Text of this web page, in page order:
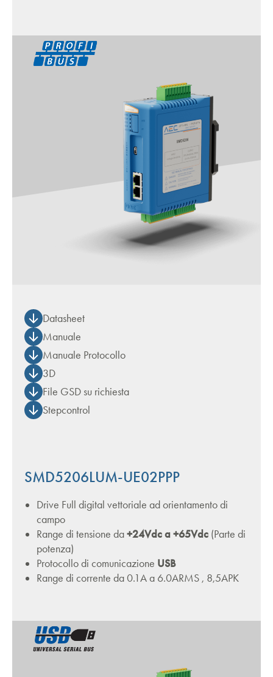
Datasheet
Manuale
Manuale Protocollo
3D
File GSD su richiesta
Stepcontrol
SMD5206LUM-UE02PPP
Drive Full digital vettoriale ad orientamento di
campo
Range di tensione da+24Vdc a +65Vdc (Parte di
potenza)
Protocollo di comunicazione USB
Range di corrente da 0.1A a 6.0ARMS , 8,5APK